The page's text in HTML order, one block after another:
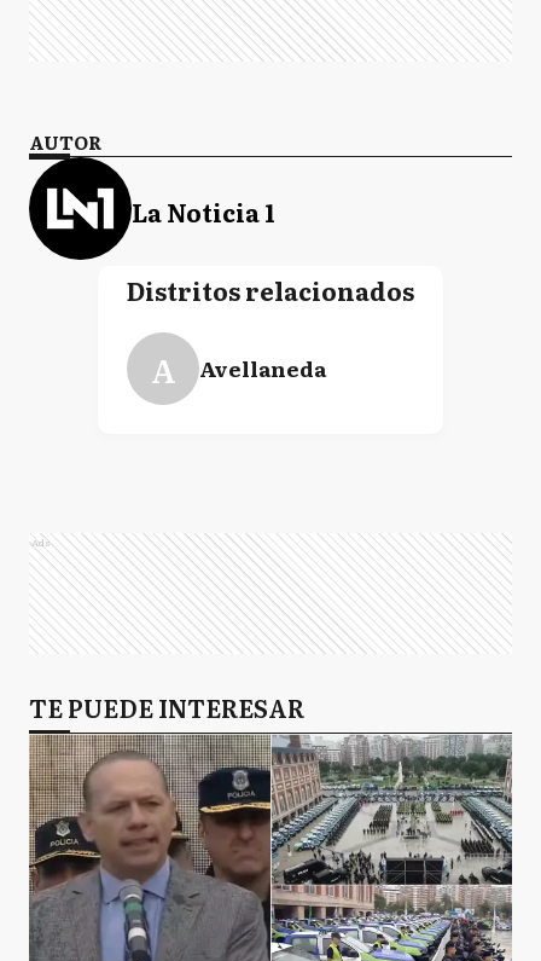
AUTOR
La Noticia 1
Distritos relacionados
A Avellaneda
Ads
TE PUEDE INTERESAR